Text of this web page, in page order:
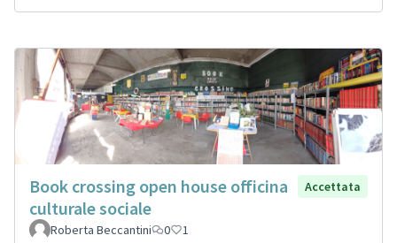
Book crossing open house officina
culturale sociale
Accettata
Roberta Beccantini 0 1